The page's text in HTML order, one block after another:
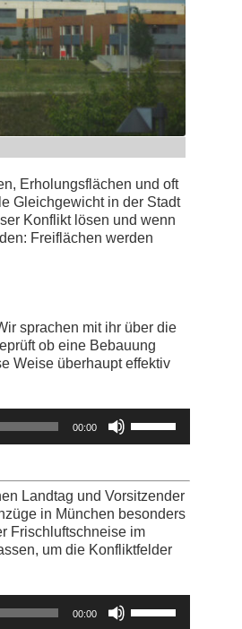
Erholungsflächen und oft
Gleichgewicht in der Stadt
Konflikt lösen und wenn
Freiflächen werden
sprachen mit ihr über die
ob eine Bebauung
Weise überhaupt effektiv
00:00
Hoch/Runter
die
Lautstärke
zu
regeln.
Landtag und Vorsitzender
in München besonders
Frischluftschneise im
um die Konfliktfelder
00:00
Hoch/Runter